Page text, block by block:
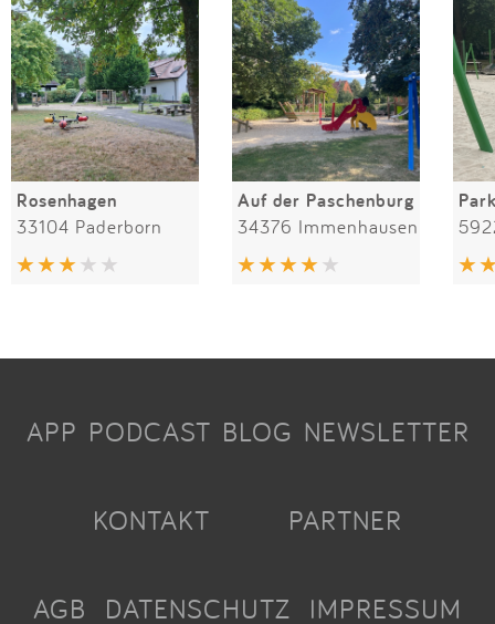
Rosenhagen
33104 Paderborn
Auf der Paschenburg
34376 Immenhausen
APP PODCAST BLOG NEWSLETTER
KONTAKT PARTNER
AGB DATENSCHUTZ IMPRESSUM